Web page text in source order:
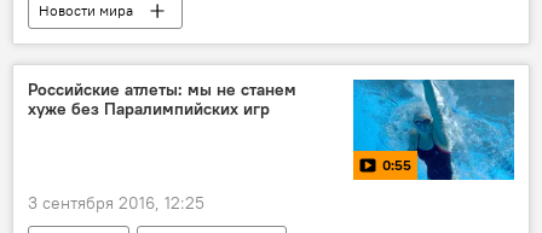
Новости мира
Российские атлеты: мы не станем
хуже без Паралимпийских игр
0:55
3 сентября 2016, 12:25